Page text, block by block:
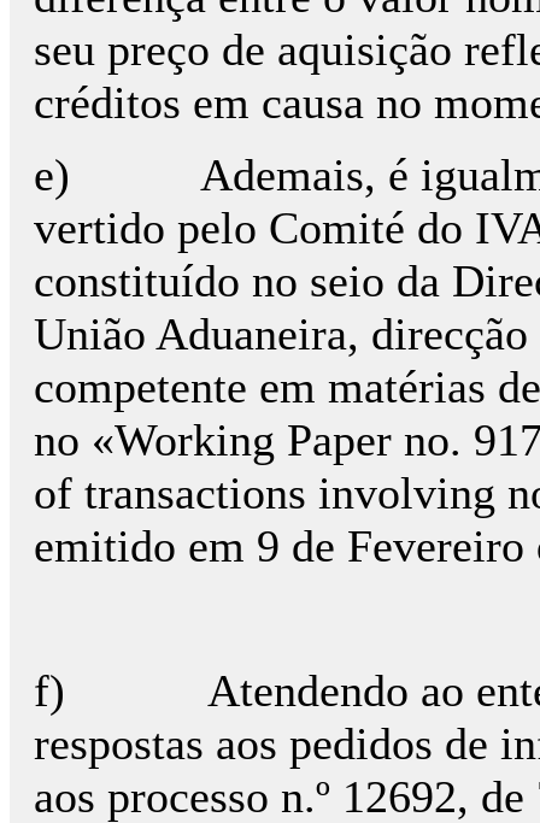
seu preço de aquisição
créditos em causa no
e) Ademais, é
vertido pelo Comité do
constituído no seio da
União Aduaneira,
competente em matérias
no «Working Paper no.
of transactions involving
emitido em 9 de
f) Atendendo ao
respostas aos pedidos de
aos processo n.º 12692,